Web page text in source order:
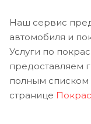
Наш сервис
автомобиля и
Услуги по
предоставляем
полным списком
странице